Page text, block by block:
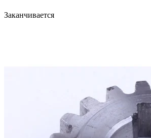
Заканчивается